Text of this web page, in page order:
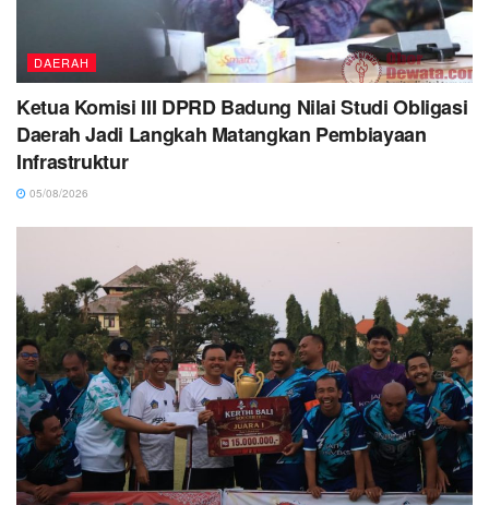
DAERAH
Ketua Komisi III DPRD Badung Nilai Studi Obligasi
Daerah Jadi Langkah Matangkan Pembiayaan
Infrastruktur
05/08/2026